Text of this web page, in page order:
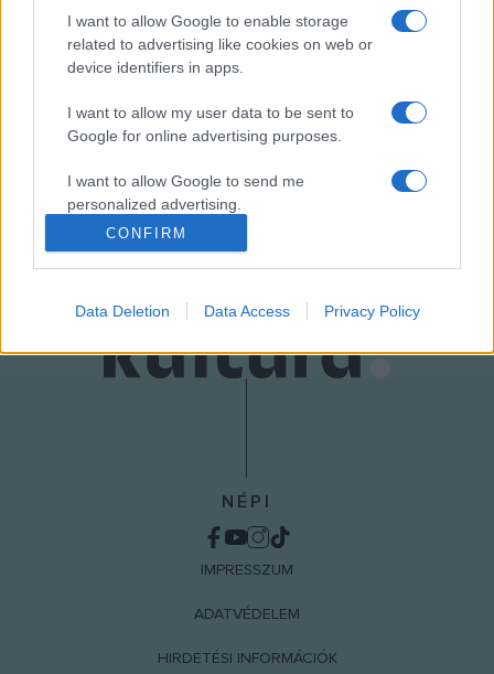
I want to allow Google to enable storage
related to advertising like cookies on web or
device identifiers in apps.
I want to allow my user data to be sent to
Google for online advertising purposes.
I want to allow Google to send me
personalized advertising.
I want to allow Google to enable storage
related to analytics like cookies on web or
related to functionality of the website or app.
I want to allow Google to enable storage
related to security, including authentication
functionality and fraud prevention, and other
CONFIRM
Data Deletion Data Access Privacy Policy
katasztrófát. A The Times napilapnak adott interjúban
elmondta, hogy szeretné megfejteni az utórobbanások
helyét és okát, mert álláspontját senki nem fogja elfogad,
amíg nem mutat kézzelfogható bizonyítékokat.
MEGOSZTÁS
NÉPI
IMPRESSZUM
ADATVÉDELEM
HIRDETÉSI INFORMÁCIÓK